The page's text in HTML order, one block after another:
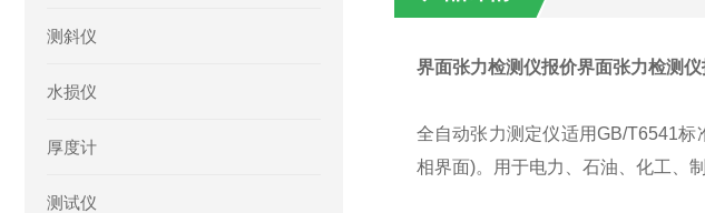
测斜仪
水损仪
厚度计
测试仪
界面张力检测仪报价界面张力检测仪
全自动张力测定仪适用GB/T6541
相界面)。用于电力、石油、化工、